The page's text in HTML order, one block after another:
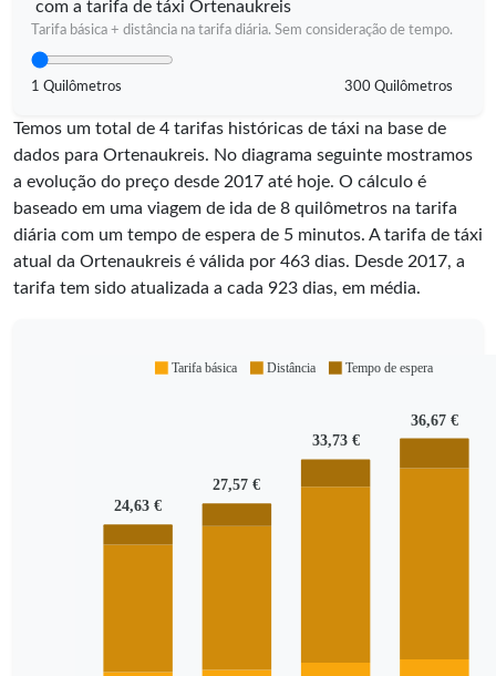
com a tarifa de táxi Ortenaukreis
Tarifa básica + distância na tarifa diária. Sem consideração de tempo.
1 Quilômetros 300 Quilômetros
Temos um total de 4 tarifas históricas de táxi na base de
dados para Ortenaukreis. No diagrama seguinte mostramos
a evolução do preço desde 2017 até hoje. O cálculo é
baseado em uma viagem de ida de 8 quilômetros na tarifa
diária com um tempo de espera de 5 minutos. A tarifa de táxi
atual da Ortenaukreis é válida por 463 dias. Desde 2017, a
tarifa tem sido atualizada a cada 923 dias, em média.
24,63 €
27,57 €
33,73 €
36,67 €
Tarifa básica Distância Tempo de espera